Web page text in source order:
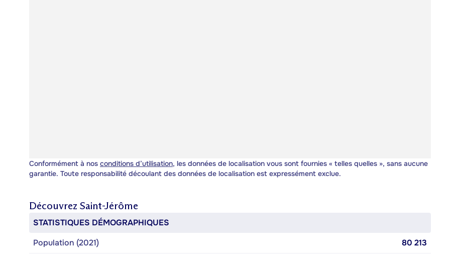
Conformément à nos conditions d’utilisation, les données de localisation vous sont fournies « telles quelles », sans aucune
garantie. Toute responsabilité découlant des données de localisation est expressément exclue.
Découvrez Saint-Jérôme
STATISTIQUES DÉMOGRAPHIQUES
Population (2021)
80 213